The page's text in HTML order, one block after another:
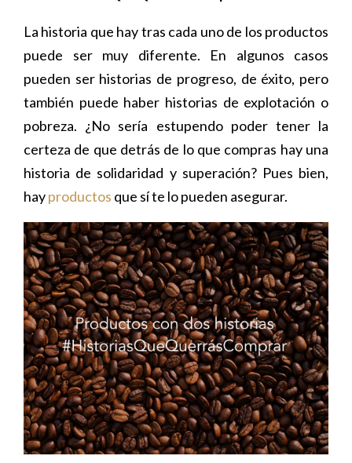
La historia que hay tras cada uno de los productos
puede ser muy diferente. En algunos casos
pueden ser historias de progreso, de éxito, pero
también puede haber historias de explotación o
pobreza. ¿No sería estupendo poder tener la
certeza de que detrás de lo que compras hay una
historia de solidaridad y superación? Pues bien,
hayproductos que sí te lo pueden asegurar.